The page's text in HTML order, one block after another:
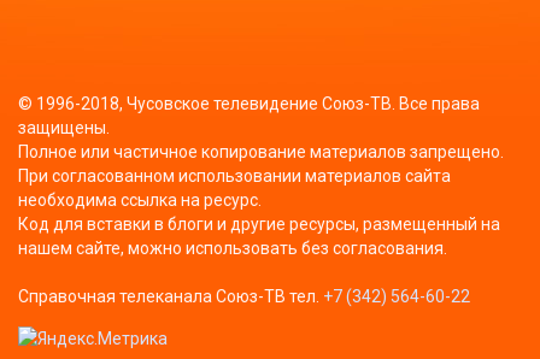
© 1996-2018, Чусовское телевидение Союз-ТВ. Все права
защищены.
Полное или частичное копирование материалов запрещено.
При согласованном использовании материалов сайта
необходима ссылка на ресурс.
Код для вставки в блоги и другие ресурсы, размещенный на
нашем сайте, можно использовать без согласования.
Справочная телеканала Союз-ТВ тел. +7 (342) 564-60-22